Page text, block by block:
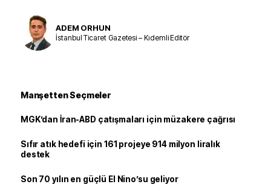
ADEM ORHUN
İstanbul Ticaret Gazetesi – Kıdemli Editör
Manşetten Seçmeler
MGK’dan İran-ABD çatışmaları için müzakere çağrısı
Sıfır atık hedefi için 161 projeye 914 milyon liralık
destek
Son 70 yılın en güçlü El Nino’su geliyor